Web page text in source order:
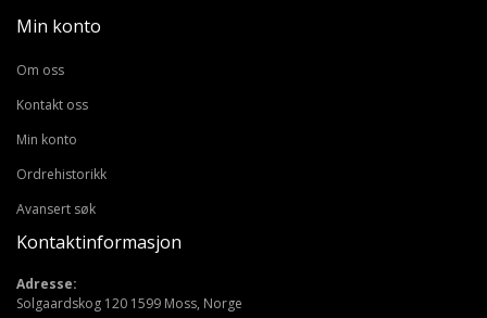
Min konto
Om oss
Kontakt oss
Min konto
Ordrehistorikk
Avansert søk
Kontaktinformasjon
Adresse:
Solgaardskog 120 1599 Moss, Norge